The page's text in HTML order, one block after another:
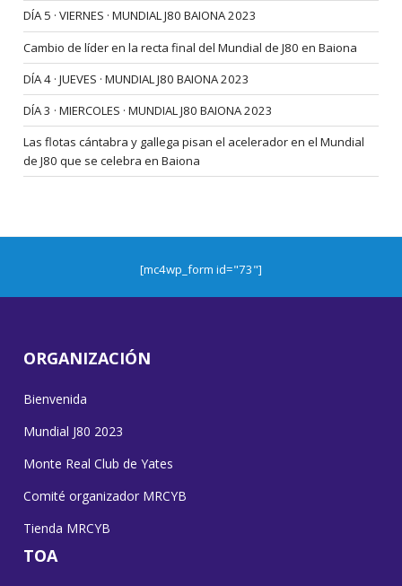
DÍA 5 · VIERNES · MUNDIAL J80 BAIONA 2023
Cambio de líder en la recta final del Mundial de J80 en Baiona
DÍA 4 · JUEVES · MUNDIAL J80 BAIONA 2023
DÍA 3 · MIERCOLES · MUNDIAL J80 BAIONA 2023
Las flotas cántabra y gallega pisan el acelerador en el Mundial
de J80 que se celebra en Baiona
[mc4wp_form id="73"]
ORGANIZACIÓN
Bienvenida
Mundial J80 2023
Monte Real Club de Yates
Comité organizador MRCYB
Tienda MRCYB
TOA